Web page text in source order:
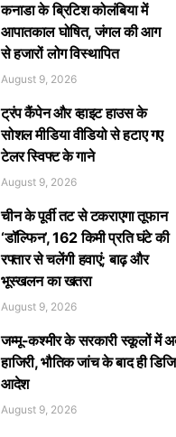
कनाडा के ब्रिटिश कोलंबिया में
आपातकाल घोषित, जंगल की आग
से हजारों लोग विस्थापित
August 9, 2026
ट्रंप कैंपेन और व्हाइट हाउस के
सोशल मीडिया वीडियो से हटाए गए
टेलर स्विफ्ट के गाने
August 9, 2026
चीन के पूर्वी तट से टकराएगा तूफान
‘डॉल्फिन’, 162 किमी प्रति घंटे की
रफ्तार से चलेंगी हवाएं; बाढ़ और
भूस्खलन का खतरा
August 9, 2026
जम्मू-कश्मीर के सरकारी स्कूलों में अब
हाजिरी, भौतिक जांच के बाद ही
आदेश
August 9, 2026